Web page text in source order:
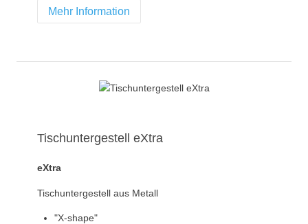
Mehr Information
Tischuntergestell eXtra
eXtra
Tischuntergestell aus Metall
"X-shape"